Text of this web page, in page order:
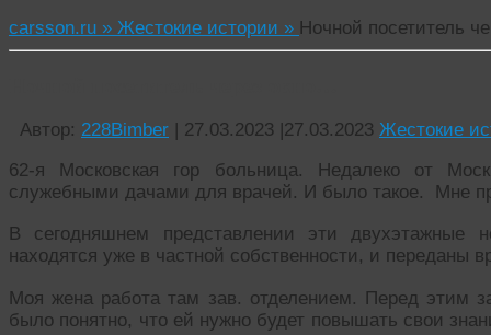
carsson.ru » Жестокие истории » Ночной посетитель
Автор: 228Bimber | 27.03.2023 |27.03.2023 Жестокие
62-я Московская гор больница. Недалеко от
служебными дачами для врачей. И было такое. Мне
В сегодняшнем представлении эти двухэтажные
находятся уже в частной собственности, и переданы
Моя жена работа там зав. отделением. Перед этим
было понятно, что ей нужно будет повышать свои